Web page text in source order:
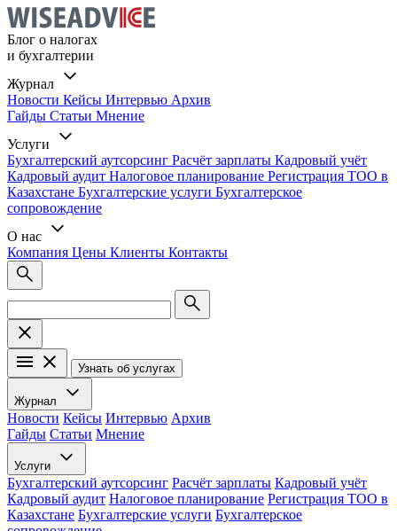
Блог о налогах
и бухгалтерии
Журнал
Новости Кейсы Интервью Архив
Гайды Статьи Мнение
Услуги
Бухгалтерский аутсорсинг Расчёт зарплаты Кадровый учёт
Кадровый аудит Налоговое планирование Регистрация ТОО в
Казахстане Бухгалтерские услуги Бухгалтерское
сопровождение
О нас
Компания Цены Клиенты Контакты
Узнать об услугах
Журнал
Новости Кейсы Интервью Архив
Гайды Статьи Мнение
Услуги
Бухгалтерский аутсорсинг Расчёт зарплаты Кадровый учёт
Кадровый аудит Налоговое планирование Регистрация ТОО в
Казахстане Бухгалтерские услуги Бухгалтерское